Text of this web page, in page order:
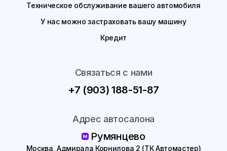
Техническое обслуживание вашего автомобиля
У нас можно застраховать вашу машину
Кредит
Связаться с нами
+7 (903) 188-51-87
Адрес автосалона
Румянцево
Москва, Адмирала Корнилова 2 (ТК Автомастер)